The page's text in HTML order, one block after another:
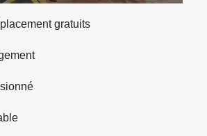
gratuits